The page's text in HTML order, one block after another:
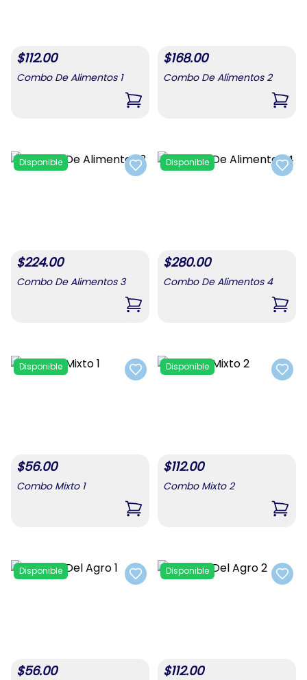
$112.00
Combo De Alimentos 1
,Combo De Alimentos 1
$168.00
Combo De Alimentos 2
,
Add to favorites
Disponible
$224.00
Combo De Alimentos 3
,Combo De Alimentos 3
Add
Disponible
$280.00
Combo De Alimentos 4
,
Add to favorites
Disponible
$56.00
Combo Mixto 1
,Combo Mixto 1
Add
Disponible
$112.00
Combo Mixto 2
,
Add to favorites
Disponible
$56.00
Add
Disponible
$112.00